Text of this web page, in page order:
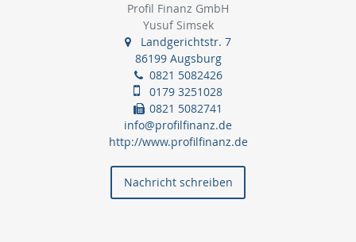
Profil Finanz GmbH
Yusuf Simsek
Landgerichtstr. 7
86199 Augsburg
0821 5082426
0179 3251028
0821 5082741
info@profilfinanz.de
http://www.profilfinanz.de
Nachricht schreiben